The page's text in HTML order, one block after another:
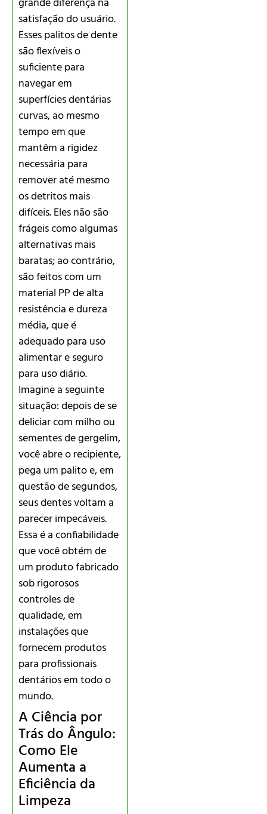
satisfação do usuário.
Esses palitos de dente
são flexíveis o
suficiente para
navegar em
superfícies dentárias
curvas, ao mesmo
tempo em que
mantêm a rigidez
necessária para
remover até mesmo
os detritos mais
difíceis. Eles não são
frágeis como algumas
alternativas mais
baratas; ao contrário,
são feitos com um
material PP de alta
resistência e dureza
média, que é
adequado para uso
alimentar e seguro
para uso diário.
Imagine a seguinte
situação: depois de se
deliciar com milho ou
sementes de gergelim,
você abre o recipiente,
pega um palito e, em
questão de segundos,
seus dentes voltam a
parecer impecáveis.
Essa é a confiabilidade
que você obtém de
um produto fabricado
sob rigorosos
controles de
qualidade, em
instalações que
fornecem produtos
para profissionais
dentários em todo o
mundo.
A Ciência por
Trás do Ângulo:
Como Ele
Aumenta a
Eficiência da
Limpeza